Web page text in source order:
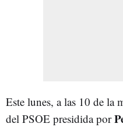
Este lunes, a las 10 de la
del PSOE presidida por